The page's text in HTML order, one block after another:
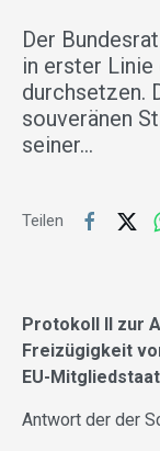
Der
in erster
durchsetzen.
souveränen
seiner…
Teilen
Protokoll II zur
Freizügigkeit
EU-
Antwort der der